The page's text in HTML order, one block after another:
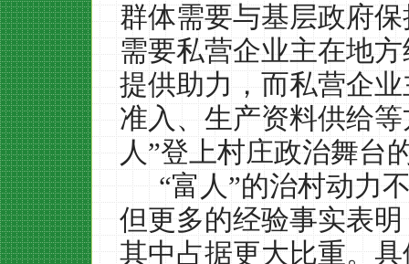
群体需要与基层政府
需要私营企业主在地
提供助力，而私营企
准入、生产资料供给
人”登上村庄政治舞台
“富人”的治村动力
但更多的经验事实表
其中占据更大比重。